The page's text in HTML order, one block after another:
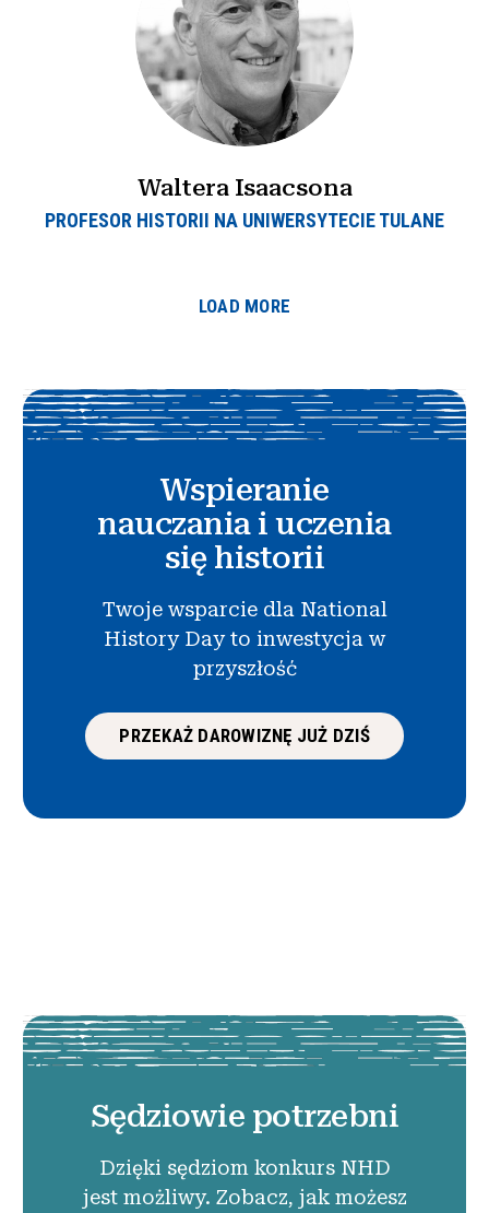
Waltera Isaacsona
PROFESOR HISTORII NA UNIWERSYTECIE TULANE
LOAD MORE
Wspieranie
nauczania i uczenia
się historii
Twoje wsparcie dla National
History Day to inwestycja w
przyszłość
PRZEKAŻ DAROWIZNĘ JUŻ DZIŚ
Sędziowie potrzebni
Dzięki sędziom konkurs NHD
jest możliwy. Zobacz, jak możesz